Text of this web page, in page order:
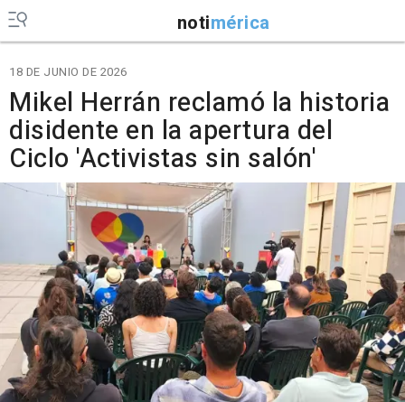
notimérica
18 DE JUNIO DE 2026
Mikel Herrán reclamó la historia
disidente en la apertura del
Ciclo 'Activistas sin salón'